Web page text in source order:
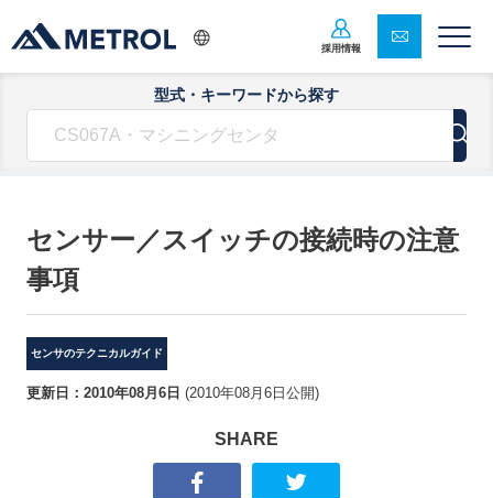
採用情報
型式・キーワードから探す
センサー／スイッチの接続時の注意
事項
センサのテクニカルガイド
更新日： 2010年08月6日 (2010年08月6日 公開)
SHARE